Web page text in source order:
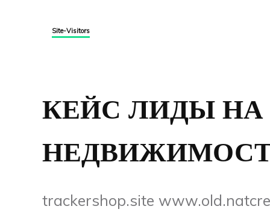
Site-Visitors
КЕЙС ЛИДЫ НА
НЕДВИЖИМОСТЬ
trackershop.site